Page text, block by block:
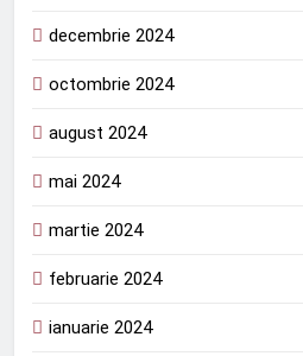
decembrie 2024
octombrie 2024
august 2024
mai 2024
martie 2024
februarie 2024
ianuarie 2024